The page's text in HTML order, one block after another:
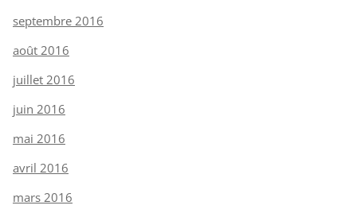
septembre 2016
août 2016
juillet 2016
juin 2016
mai 2016
avril 2016
mars 2016